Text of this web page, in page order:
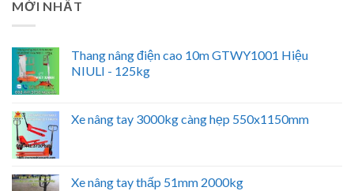
MỚI NHẤT
Thang nâng điện cao 10m GTWY1001 Hiệu
NIULI - 125kg
Xe nâng tay 3000kg càng hẹp 550x1150mm
Xe nâng tay thấp 51mm 2000kg